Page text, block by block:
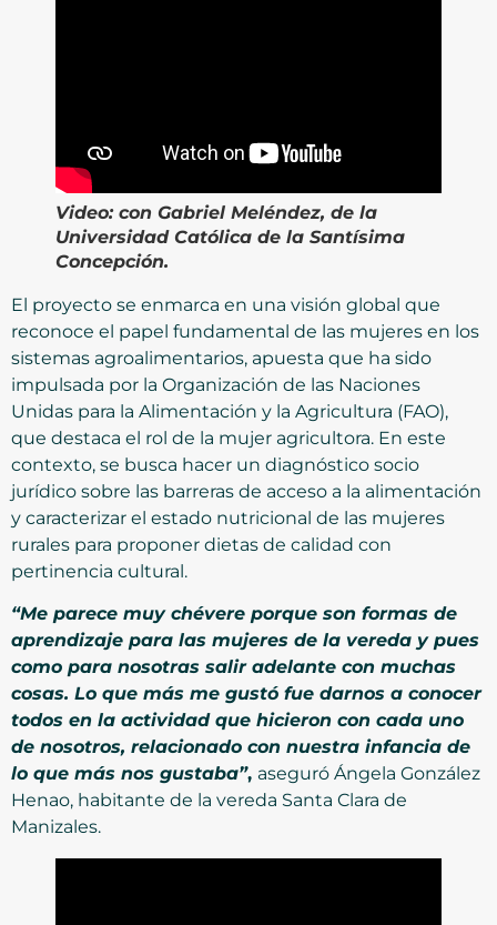
Video: con Gabriel Meléndez, de la
Universidad Católica de la Santísima
Concepción.
El proyecto se enmarca en una visión global que
reconoce el papel fundamental de las mujeres en los
sistemas agroalimentarios, apuesta que ha sido
impulsada por la Organización de las Naciones
Unidas para la Alimentación y la Agricultura (FAO),
que destaca el rol de la mujer agricultora. En este
contexto, se busca hacer un diagnóstico socio
jurídico sobre las barreras de acceso a la alimentación
y caracterizar el estado nutricional de las mujeres
rurales para proponer dietas de calidad con
pertinencia cultural.
“Me parece muy chévere porque son formas de
aprendizaje para las mujeres de la vereda y pues
como para nosotras salir adelante con muchas
cosas. Lo que más me gustó fue darnos a conocer
todos en la actividad que hicieron con cada uno
de nosotros, relacionado con nuestra infancia de
lo que más nos gustaba”, aseguró Ángela González
Henao, habitante de la vereda Santa Clara de
Manizales.